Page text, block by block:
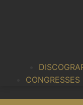
CONGRESSES